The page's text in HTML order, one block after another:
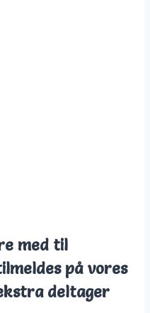
med til
på vores
deltager